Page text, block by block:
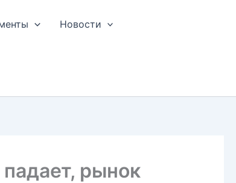
Новости
рынок